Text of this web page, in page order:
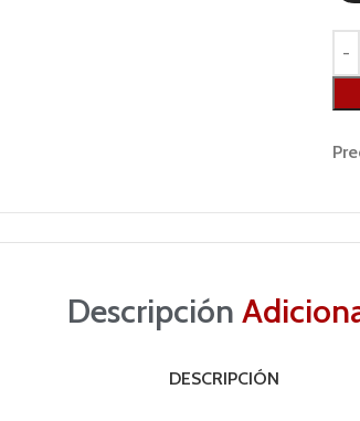
Descripción
DESCRIPCIÓN